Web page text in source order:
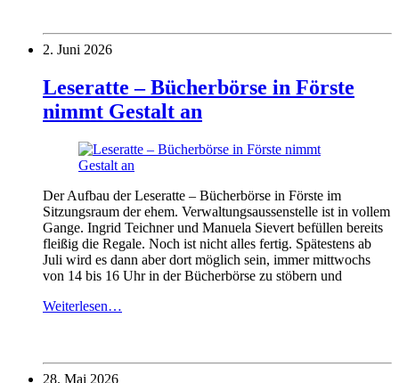
2. Juni 2026
Leseratte – Bücherbörse in Förste
nimmt Gestalt an
Der Aufbau der Leseratte – Bücherbörse in Förste im
Sitzungsraum der ehem. Verwaltungsaussenstelle ist in vollem
Gange. Ingrid Teichner und Manuela Sievert befüllen bereits
fleißig die Regale. Noch ist nicht alles fertig. Spätestens ab
Juli wird es dann aber dort möglich sein, immer mittwochs
von 14 bis 16 Uhr in der Bücherbörse zu stöbern und
Weiterlesen…
28. Mai 2026